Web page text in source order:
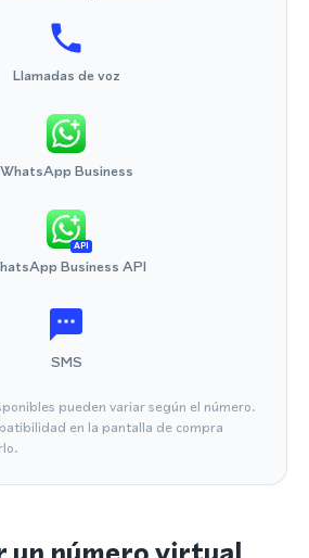
Llamadas de voz
WhatsApp Business
API
Business API
SMS
pueden variar según el número.
en la pantalla de compra